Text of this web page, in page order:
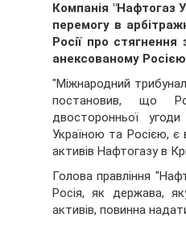
Компанія "Нафтогаз
перемогу в
Росії про
анексованому
"Міжнародний
постановив, що
двосторонньої
Україною та Росією, є
активів Нафтогазу в
Голова правління
Росія, як держава,
активів, повинна